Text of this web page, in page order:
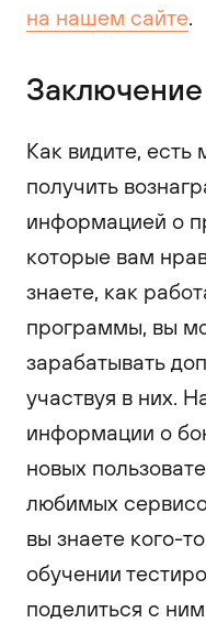
на нашем сайте.
Заключение
Как видите, есть
получить
информацией о
которые вам
знаете, как
программы, вы
зарабатывать
участвуя в них.
информации о
новых
любимых
вы знаете кого-
обучении
поделиться с